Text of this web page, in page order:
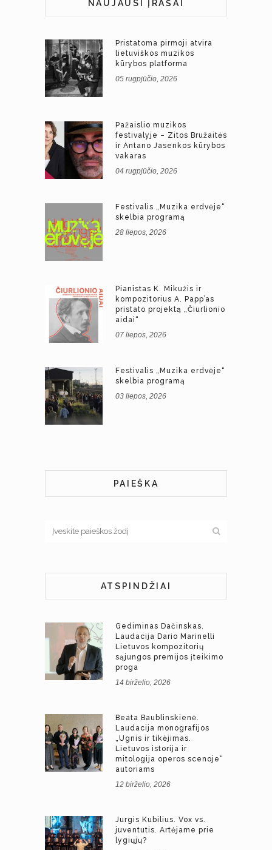
NAUJAUSI ĮRAŠAI
Pristatoma pirmoji atvira
lietuviškos muzikos
kūrybos platforma
05 rugpjūčio, 2026
Pažaislio muzikos
festivalyje – Zitos Bružaitės
ir Antano Jasenkos kūrybos
vakaras
04 rugpjūčio, 2026
Festivalis „Muzika erdvėje“
skelbia programą
28 liepos, 2026
Pianistas K. Mikužis ir
kompozitorius A. Papp’as
pristato projektą „Čiurlionio
aidai“
07 liepos, 2026
Festivalis „Muzika erdvėje“
skelbia programą
03 liepos, 2026
PAIEŠKA
ATSPINDŽIAI
Gediminas Dačinskas.
Laudacija Dario Marinelli
Lietuvos kompozitorių
sąjungos premijos įteikimo
proga
14 birželio, 2026
Beata Baublinskienė.
Laudacija monografijos
„Ugnis ir tikėjimas.
Lietuvos istorija ir
mitologija operos scenoje“
autoriams
12 birželio, 2026
Jurgis Kubilius. Vox vs.
juventutis. Artėjame prie
lygiųjų?